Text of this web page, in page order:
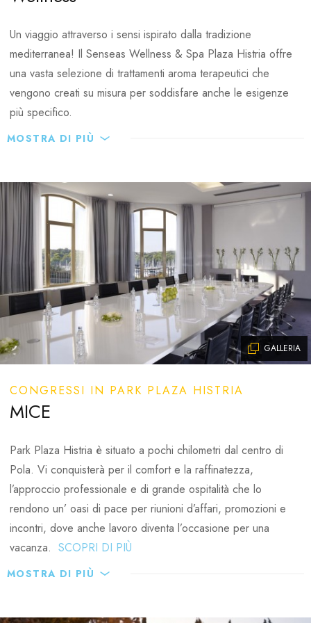
Caratteristiche speciali:
Servizio in camera dalle 7:00 – 12:00h - La colazione del
servizio in camera può essere ordinata tramite appendiabiti
Cucina vegetariana
Lobby bar
Bar principale dell'hotel, con una straordinaria vista sul mare
Adriatico. E 'un luogo perfetto per rilassarsi o stare insieme
gustando in una ricca varietà di bevande e pasti leggeri.
Aperto tutti i giorni dalle 07:00 – 23:00h
Per finire la giornata con stile, vi consigliamo di gustare il
Luna`s lounge & bar, preparato con particolare attenzione dal
nostro pluripremiato personale.
Orario di lavoro: 18:00 - 01:00h
Yacht Bar & Restaurant
Un viaggio attraverso i sensi ispirato dalla tradizione
mediterranea! Il Senseas Wellness & Spa Plaza Histria offre
una vasta selezione di trattamenti aroma terapeutici che
vengono creati su misura per soddisfare anche le esigenze
più specifico.
MOSTRA DI PIÙ
GALLERIA
CONGRESSI IN PARK PLAZA HISTRIA
MICE
Park Plaza Histria è situato a pochi chilometri dal centro di
Pola. Vi conquisterà per il comfort e la raffinatezza,
l’approccio professionale e di grande ospitalità che lo
rendono un’ oasi di pace per riunioni d’affari, promozioni e
incontri, dove anche lavoro diventa l’occasione per una
vacanza. SCOPRI DI PIÙ
MOSTRA DI PIÙ